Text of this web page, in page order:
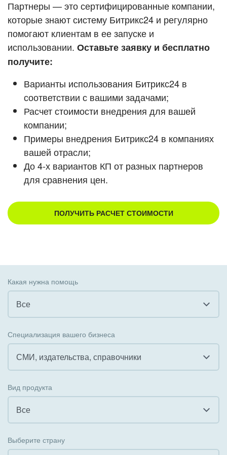
ВХОД
ВХОД
Смотреть видеокейсы
Партнеры — это сертифицированные компании,
которые знают систему Битрикс24 и регулярно
помогают клиентам в ее запуске и
использовании. Оставьте заявку и бесплатно
получите:
Варианты использования Битрикс24 в
соответствии с вашими задачами;
Расчет стоимости внедрения для вашей
компании;
Примеры внедрения Битрикс24 в компаниях
вашей отрасли;
До 4-х вариантов КП от разных партнеров
для сравнения цен.
ПОЛУЧИТЬ РАСЧЕТ СТОИМОСТИ
Какая нужна помощь
Все
Внедрение КЭДО
Интеграция с 1С
Внедрение Бизнес-процессов
Специализация вашего бизнеса
СМИ, издательства, справочники
Государственные организации
Коммунальные услуги, ЖКХ
Вид продукта
Все
Выберите страну